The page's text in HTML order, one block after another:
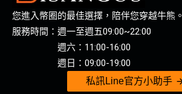
您進入幣圈的最佳選擇，陪伴您穿越牛熊。
服務時間：週一至週五09:00~22:00
週六：11:00-16:00
週日：09:00-19:00
私訊Line官方小助手